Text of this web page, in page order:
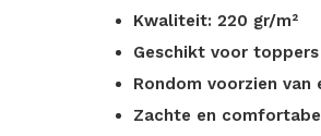
Kwaliteit: 220 gr/m²
Geschikt voor
Rondom voorzien van
Zachte en